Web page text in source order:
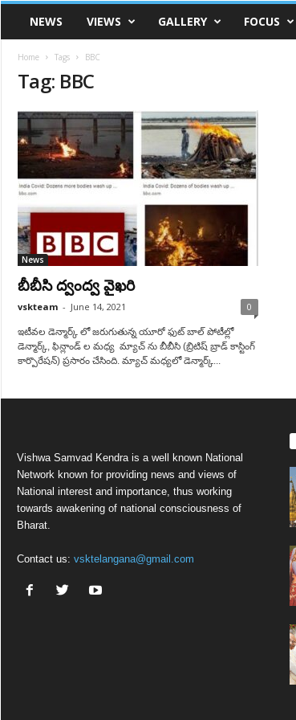
VSK
TelanganaNEWS VIEWS GALLERY FOCUS
Home Tags BBC
Tag: BBC
News
బీబీసి ద్వంద్వ వైఖరి
vskteam - June 14, 2021 0
ఇటీవల డెన్మార్క్ లో జరుగుతున్న యూరో ఫుట్ బాల్ పోటీల్లో
డెన్మార్క్, ఫిన్లాండ్ ల మధ్య మ్యాచ్ ను బీబీసి (బ్రిటిష్ బ్రాడ్ కాస్టింగ్
కార్పొరేషన్) ప్రసారం చేసింది. మ్యాచ్ మధ్యలో డెన్మార్క్...
Vishwa Samvad Kendra is a well known National
Network known for providing news and views of
National interest and importance, thus working
towards awakening of national consciousness of
Bharat.
Contact us: vsktelangana@gmail.com